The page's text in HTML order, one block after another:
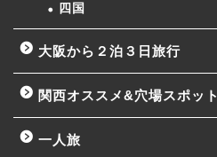
四国
大阪から２泊３日旅行
関西オススメ&穴場スポット
一人旅